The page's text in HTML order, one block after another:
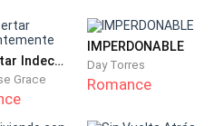
lo llenó de amargura.
con la voz cortada por la
Despertar Indecentemente
Grace
IMPERDONABLE
Day Torres
Romance